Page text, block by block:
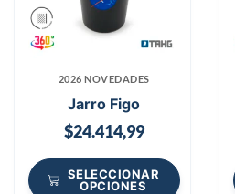
2026 NOVEDADES
Jarro Figo
$24.414,99
SELECCIONAR
OPCIONES